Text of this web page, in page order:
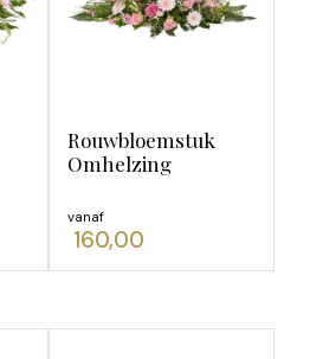
Rouwbloemstuk
Omhelzing
vanaf
160,00